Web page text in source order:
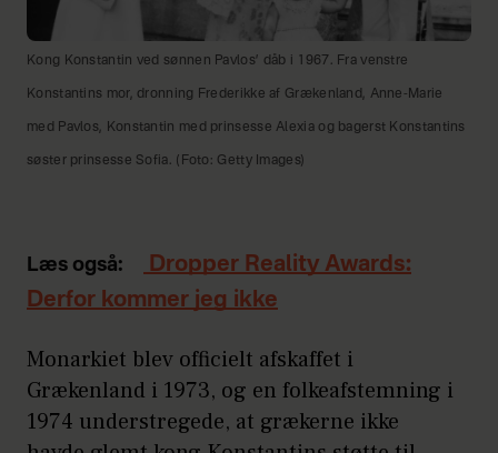
Kong Konstantin ved sønnen Pavlos’ dåb i 1967. Fra venstre
Konstantins mor, dronning Frederikke af Grækenland, Anne-Marie
med Pavlos, Konstantin med prinsesse Alexia og bagerst Konstantins
søster prinsesse Sofia. (Foto: Getty Images)
Læs også:
Dropper Reality Awards:
Derfor kommer jeg ikke
Monarkiet blev officielt afskaffet i
Grækenland i 1973, og en folkeafstemning i
1974 understregede, at grækerne ikke